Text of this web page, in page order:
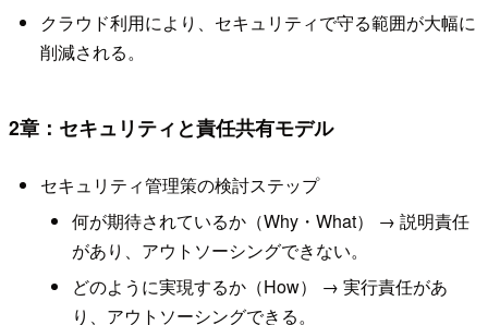
クラウド利用により、セキュリティで守る範囲が大幅に
削減される。
2章：セキュリティと責任共有モデル
セキュリティ管理策の検討ステップ
何が期待されているか（Why・What） → 説明責任
があり、アウトソーシングできない。
どのように実現するか（How） → 実行責任があ
り、アウトソーシングできる。